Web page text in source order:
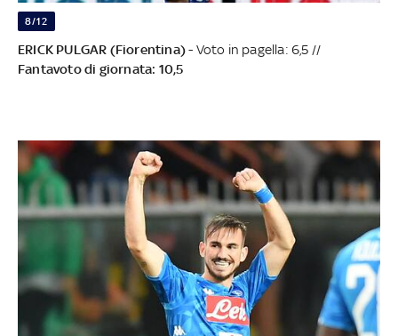
8/12
ERICK PULGAR (Fiorentina)- Voto in pagella: 6,5 //
Fantavoto di giornata: 10,5